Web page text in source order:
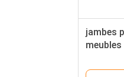
jambes
meubles